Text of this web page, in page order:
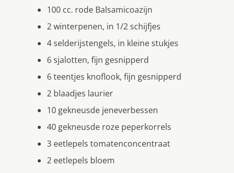
100 cc. rode Balsamicoazijn
2 winterpenen, in 1/2 schijfjes
4 selderijstengels, in kleine stukjes
6 sjalotten, fijn gesnipperd
6 teentjes knoflook, fijn gesnipperd
2 blaadjes laurier
10 gekneusde jeneverbessen
40 gekneusde roze peperkorrels
3 eetlepels tomatenconcentraat
2 eetlepels bloem